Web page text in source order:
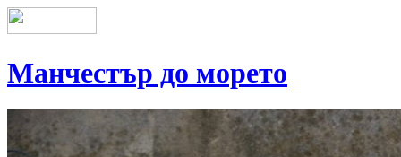
Манчестър до морето